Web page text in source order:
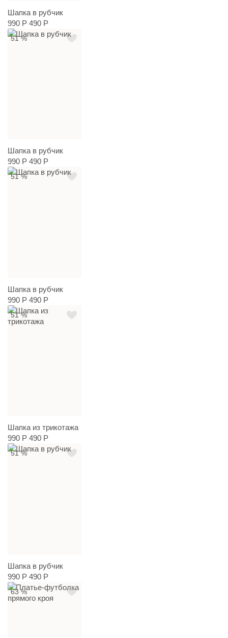
Шапка в рубчик
990 Р 490 Р
51 %
Шапка в рубчик
990 Р 490 Р
51 %
Шапка в рубчик
990 Р 490 Р
51 %
Шапка из трикотажа
990 Р 490 Р
51 %
Шапка в рубчик
990 Р 490 Р
63 %